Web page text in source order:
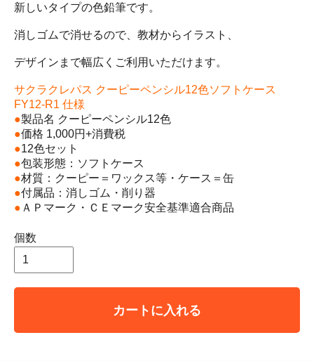
新しいタイプの色鉛筆です。
消しゴムで消せるので、教材からイラスト、
デザインまで幅広くご利用いただけます。
サクラクレパス クーピーペンシル12色ソフトケース
FY12-R1 仕様
●製品名 クーピーペンシル12色
●価格 1,000円+消費税
●12色セット
●包装形態：ソフトケース
●材質：クーピー＝ワックス等・ケース＝缶
●付属品：消しゴム・削り器
● ＡＰマーク・ＣＥマーク安全基準適合商品
個数
カートに入れる